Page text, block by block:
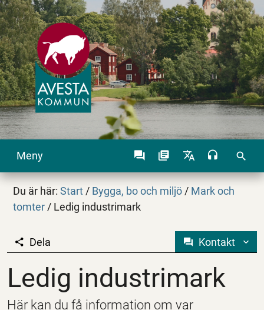
Meny search
Du är här:Start / Bygga, bo och miljö / Mark och
tomter / Ledig industrimark
Ledig industrimark
Dela Kontakt
Ledig industrimark
Här kan du få information om var